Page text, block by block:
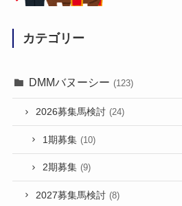
カテゴリー
DMMバヌーシー (123)
2026募集馬検討 (24)
1期募集 (10)
2期募集 (9)
2027募集馬検討 (8)